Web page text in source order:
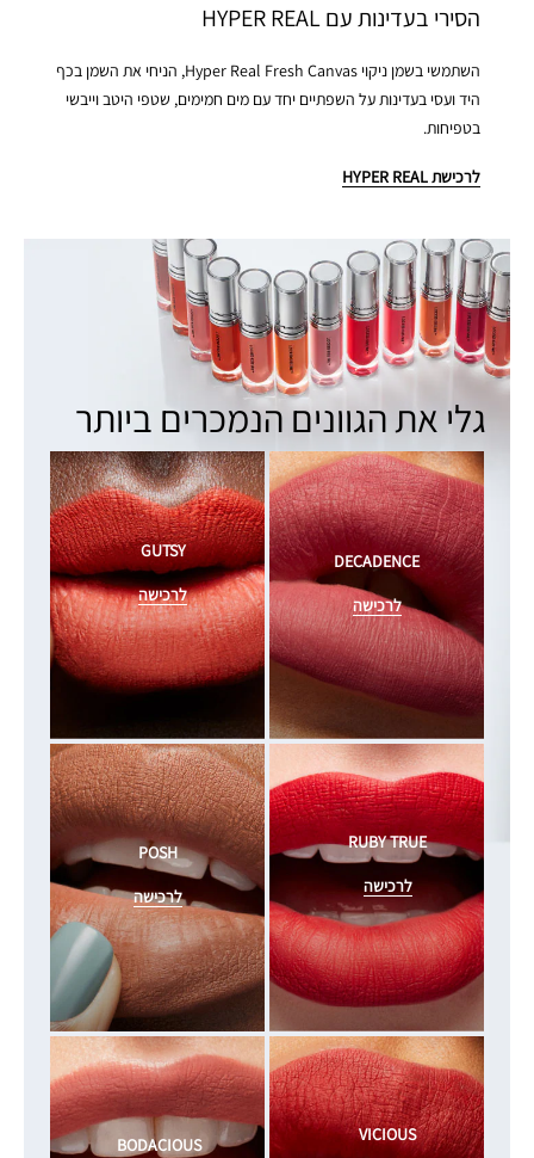
הסירי בעדינות עם HYPER REAL
בטפיחות.
לרכישת HYPER REAL
גלי את הגוונים הנמכרים ביותר
DECADENCE
לרכישה
GUTSY
לרכישה
RUBY TRUE
לרכישה
POSH
לרכישה
VICIOUS
BODACIOUS